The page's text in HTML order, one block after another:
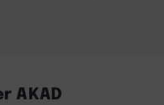
AKAD